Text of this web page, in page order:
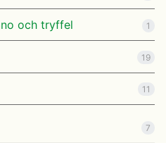
och tryffel 1
19
11
7